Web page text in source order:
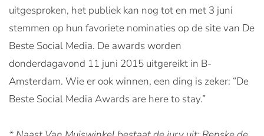
uitgesproken, het publiek kan nog tot en met 3 juni
stemmen op hun favoriete nominaties op de site van De
Beste Social Media. De awards worden
donderdagavond 11 juni 2015 uitgereikt in B-
Amsterdam. Wie er ook winnen, een ding is zeker: “De
Beste Social Media Awards are here to stay.”